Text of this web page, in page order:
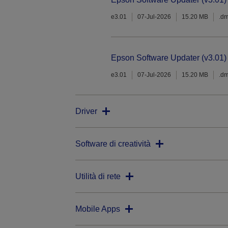
e3.01 07-Jul-2026 15.20 MB
Epson Software Updater (v3.01)
e3.01 07-Jul-2026 15.20 MB
Driver
Software di creatività
Utilità di rete
Mobile Apps